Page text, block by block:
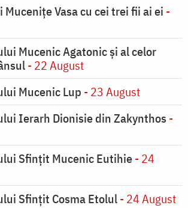
Vasa cu cei trei fii ai ei -
Mucenic Agatonic şi al celor
- 22 August
Mucenic Lup - 23 August
Ierarh Dionisie din Zakynthos -
Sfinţit Mucenic Eutihie- 24
Sfinţit Cosma Etolul- 24 August